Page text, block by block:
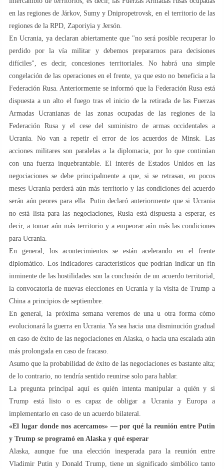
en las regiones de Járkov, Sumy y Dnipropetrovsk, en el territorio de las
regiones de la RPD, Zaporiyia y Jersón.
En Ucrania, ya declaran abiertamente que "no será posible recuperar lo
perdido por la vía militar y debemos prepararnos para decisiones
difíciles", es decir, concesiones territoriales. No habrá una simple
congelación de las operaciones en el frente, ya que esto no beneficia a la
Federación Rusa. Anteriormente se informó que la Federación Rusa está
dispuesta a un alto el fuego tras el inicio de la retirada de las Fuerzas
Armadas Ucranianas de las zonas ocupadas de las regiones de la
Federación Rusa y el cese del suministro de armas occidentales a
Ucrania. No van a repetir el error de los acuerdos de Minsk. Las
acciones militares son paralelas a la diplomacia, por lo que continúan
con una fuerza inquebrantable. El interés de Estados Unidos en las
negociaciones se debe principalmente a que, si se retrasan, en pocos
meses Ucrania perderá aún más territorio y las condiciones del acuerdo
serán aún peores para ella. Putin declaró anteriormente que si Ucrania
no está lista para las negociaciones, Rusia está dispuesta a esperar, es
decir, a tomar aún más territorio y a empeorar aún más las condiciones
para Ucrania.
En general, los acontecimientos se están acelerando en el frente
diplomático. Los indicadores característicos que podrían indicar un fin
inminente de las hostilidades son la conclusión de un acuerdo territorial,
la convocatoria de nuevas elecciones en Ucrania y la visita de Trump a
China a principios de septiembre.
En general, la próxima semana veremos de una u otra forma cómo
evolucionará la guerra en Ucrania. Ya sea hacia una disminución gradual
en caso de éxito de las negociaciones en Alaska, o hacia una escalada aún
más prolongada en caso de fracaso.
Asumo que la probabilidad de éxito de las negociaciones es bastante alta;
de lo contrario, no tendría sentido reunirse solo para hablar.
La pregunta principal aquí es quién intenta manipular a quién y si
Trump está listo o es capaz de obligar a Ucrania y Europa a
implementarlo en caso de un acuerdo bilateral.
«El lugar donde nos acercamos» — por qué la reunión entre Putin
y Trump se programó en Alaska y qué esperar
Alaska, aunque fue una elección inesperada para la reunión entre
Vladimir Putin y Donald Trump, tiene un significado simbólico tanto